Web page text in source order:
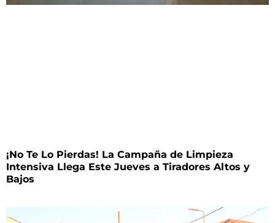
¡No Te Lo Pierdas! La Campaña de Limpieza
Intensiva Llega Este Jueves a Tiradores Altos y
Bajos